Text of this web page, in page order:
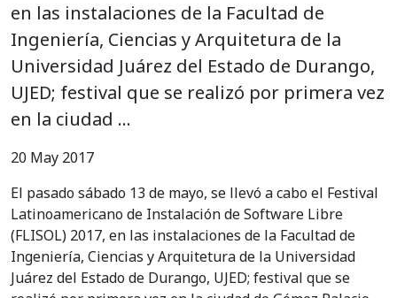
en las instalaciones de la Facultad de
Ingeniería, Ciencias y Arquitetura de la
Universidad Juárez del Estado de Durango,
UJED; festival que se realizó por primera vez
en la ciudad …
20 May 2017
El pasado sábado 13 de mayo, se llevó a cabo el Festival
Latinoamericano de Instalación de Software Libre
(FLISOL) 2017, en las instalaciones de la Facultad de
Ingeniería, Ciencias y Arquitetura de la Universidad
Juárez del Estado de Durango, UJED; festival que se